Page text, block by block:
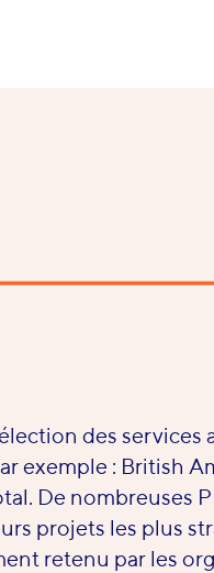
des services
exemple : British
De nombreuses
projets les plus
retenu par les